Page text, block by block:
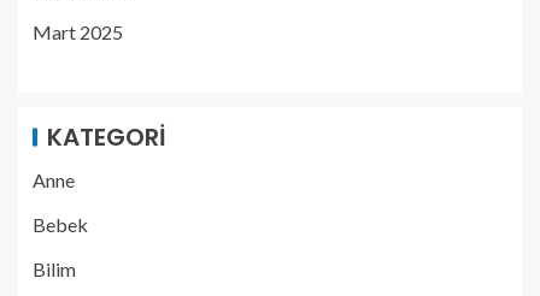
Mart 2025
KATEGORI
Anne
Bebek
Bilim